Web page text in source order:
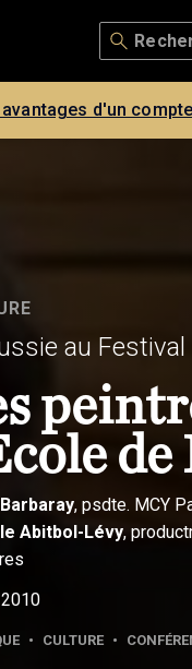
d'un
au
Barbaray, psdte. MCY
Abitbol-Lévy,
• CULTURE •